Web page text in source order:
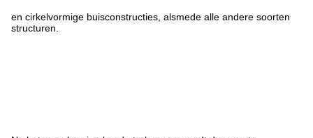
en cirkelvormige buisconstructies, alsmede alle andere soorten
structuren.